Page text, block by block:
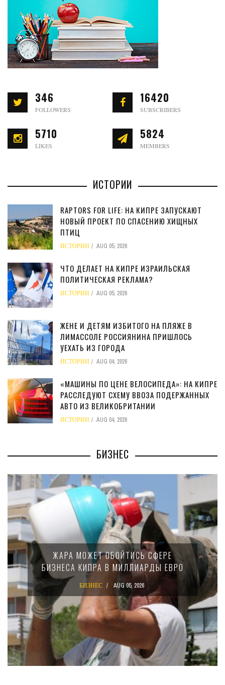
346
FOLLOWERS
16420
SUBSCRIBERS
5710
LIKES
5824
MEMBERS
ИСТОРИИ
RAPTORS FOR LIFE: НА КИПРЕ ЗАПУСКАЮТ
НОВЫЙ ПРОЕКТ ПО СПАСЕНИЮ ХИЩНЫХ
ПТИЦ
ИСТОРИИ AUG 05, 2026
ЧТО ДЕЛАЕТ НА КИПРЕ ИЗРАИЛЬСКАЯ
ПОЛИТИЧЕСКАЯ РЕКЛАМА?
ИСТОРИИ AUG 05, 2026
ЖЕНЕ И ДЕТЯМ ИЗБИТОГО НА ПЛЯЖЕ В
ЛИМАССОЛЕ РОССИЯНИНА ПРИШЛОСЬ
УЕХАТЬ ИЗ ГОРОДА
ИСТОРИИ AUG 04, 2026
«МАШИНЫ ПО ЦЕНЕ ВЕЛОСИПЕДА»: НА КИПРЕ
РАССЛЕДУЮТ СХЕМУ ВВОЗА ПОДЕРЖАННЫХ
АВТО ИЗ ВЕЛИКОБРИТАНИИ
ИСТОРИИ AUG 04, 2026
БИЗНЕС
МИНФИН КИПРА ПЕРЕПИСАЛ ЗАКОН О
15-ПРОЦЕНТНОМ НАЛОГЕ ДЛЯ
КРУПНЫХ МЕЖДУНАРОДНЫХ
КОМПАНИЙ
БИЗНЕС AUG 02, 2026